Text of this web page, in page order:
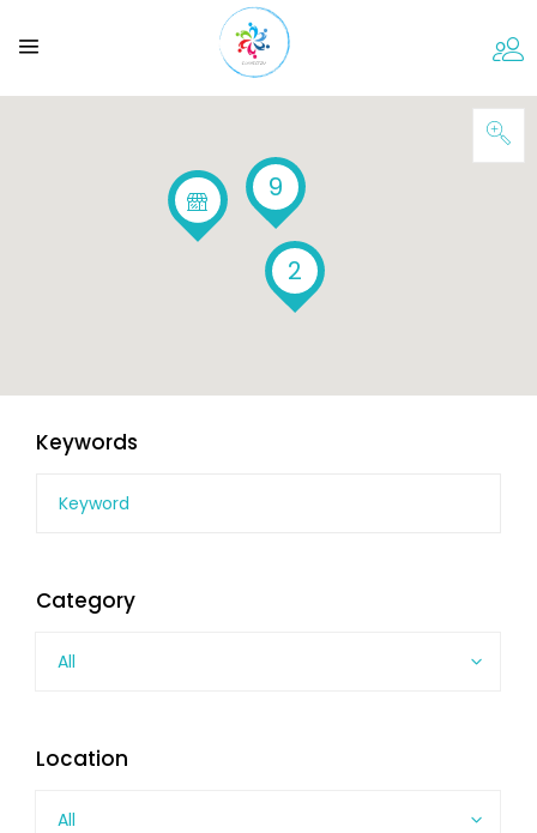
9
2
Keywords
Category
All
Location
All